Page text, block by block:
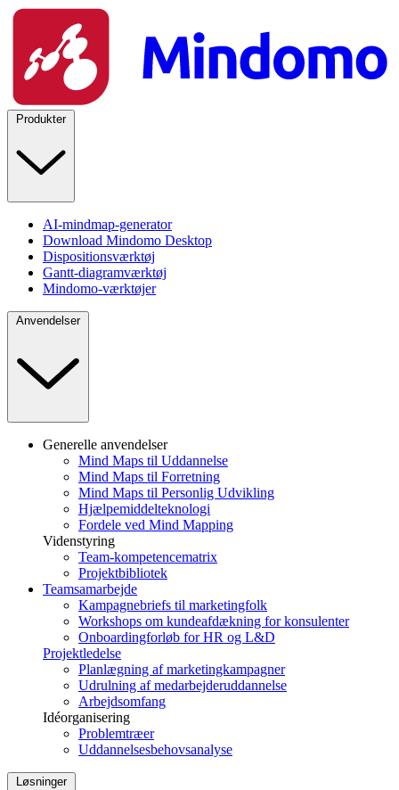
Produkter
AI-mindmap-generator
Download Mindomo Desktop
Dispositionsværktøj
Gantt-diagramværktøj
Mindomo-værktøjer
Anvendelser
Generelle anvendelser
Mind Maps til Uddannelse
Mind Maps til Forretning
Mind Maps til Personlig Udvikling
Hjælpemiddelteknologi
Fordele ved Mind Mapping
Videnstyring
Team-kompetencematrix
Projektbibliotek
Teamsamarbejde
Kampagnebriefs til marketingfolk
Workshops om kundeafdækning for konsulenter
Onboardingforløb for HR og L&D
Projektledelse
Planlægning af marketingkampagner
Udrulning af medarbejderuddannelse
Arbejdsomfang
Idéorganisering
Problemtræer
Uddannelsesbehovsanalyse
Løsninger